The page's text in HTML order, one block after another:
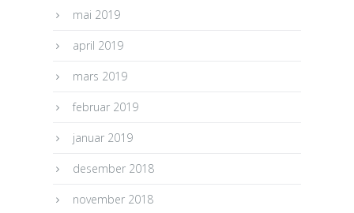
mai 2019
april 2019
mars 2019
februar 2019
januar 2019
desember 2018
november 2018